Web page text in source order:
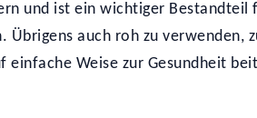
und ist ein wichtiger Bestandteil
auch roh zu verwenden,
Weise zur Gesundheit